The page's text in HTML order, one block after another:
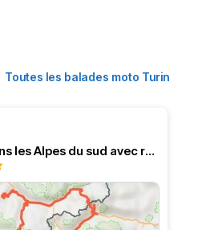
Toutes les balades moto Turin
Balade dans les Alpes du sud avec resto é Italie